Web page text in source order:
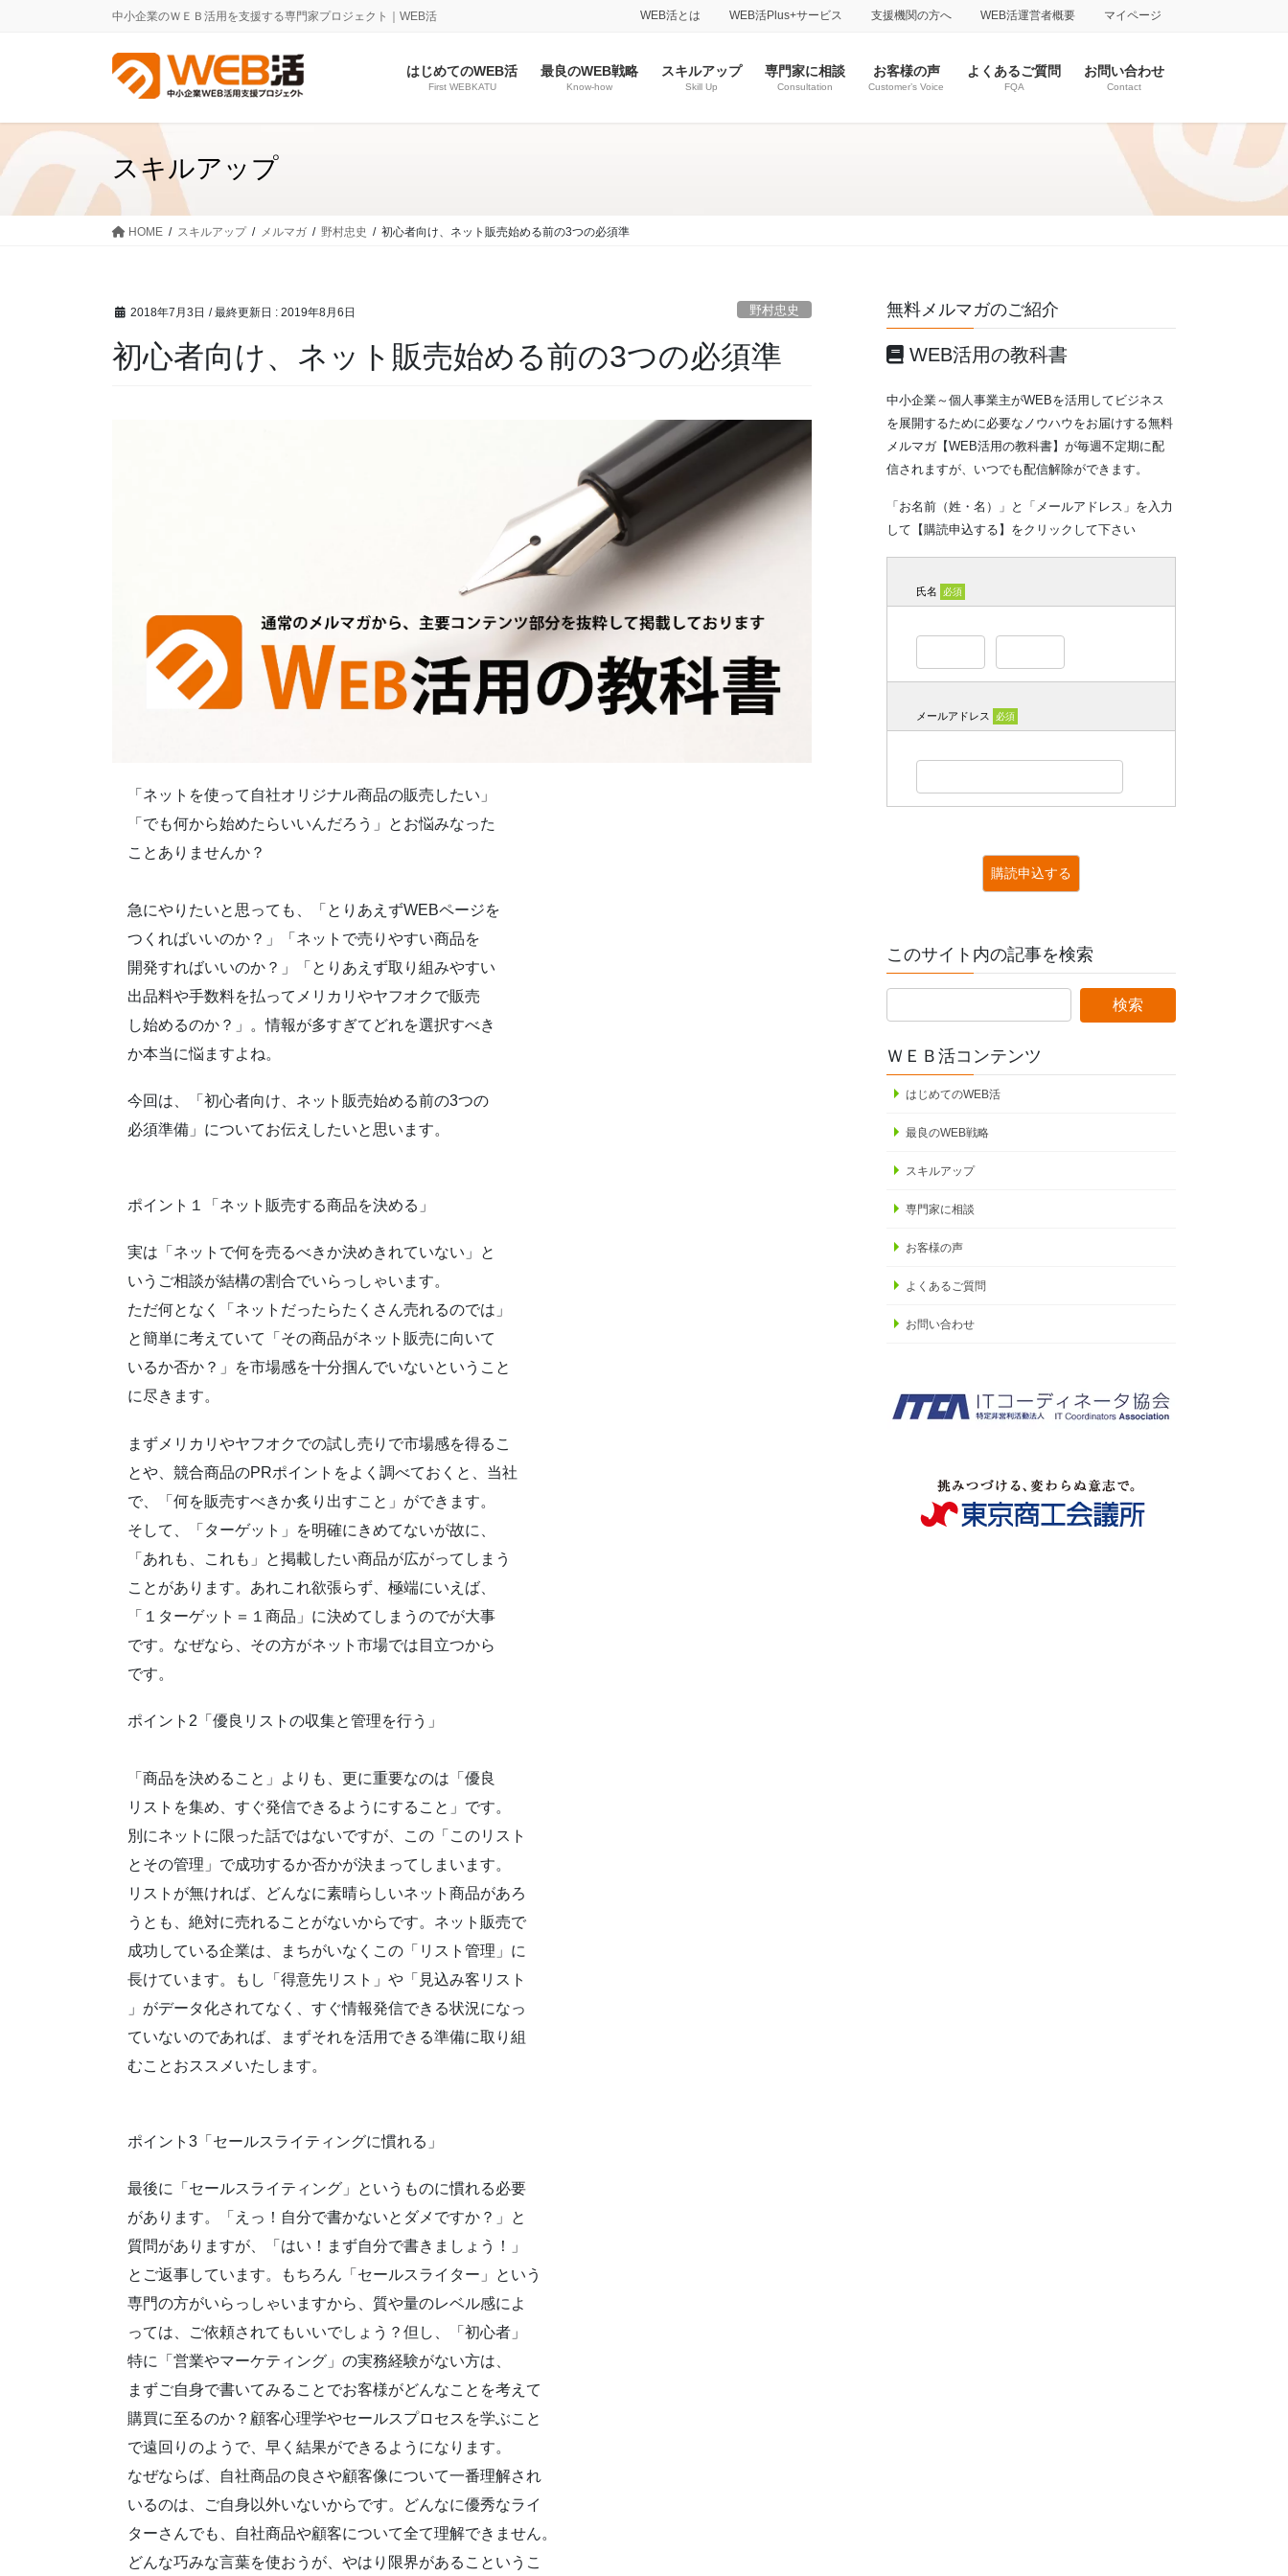
に
動
ョ
に
動
中小企業のＷＥＢ活用を支援する専門家プロジェクト｜WEB活 WEB活とは WEB活Plus+サービス 支援機関の方へ WEB活運営者概要 マイページ
はじめてのWEB活
First WEBKATU
最良のWEB戦略
Know-how
スキルアップ
Skill Up
専門家に相談
Consultation
お客様の声
Customer’s Voice
よくあるご質問
FQA
お問い合わせ
Contact
スキルアップ
HOME スキルアップ メルマガ 野村忠史 初心者向け、ネット販売始める前の3つの必須準
2018年7月3日 / 最終更新日 : 2019年8月6日 野村忠史
初心者向け、ネット販売始める前の3つの必須準
「ネットを使って自社オリジナル商品の販売したい」
「でも何から始めたらいいんだろう」とお悩みなった
ことありませんか？
急にやりたいと思っても、「とりあえずWEBページを
つくればいいのか？」「ネットで売りやすい商品を
開発すればいいのか？」「とりあえず取り組みやすい
出品料や手数料を払ってメリカリやヤフオクで販売
し始めるのか？」。情報が多すぎてどれを選択すべき
か本当に悩ますよね。
今回は、「初心者向け、ネット販売始める前の3つの
必須準備」についてお伝えしたいと思います。
ポイント１「ネット販売する商品を決める」
実は「ネットで何を売るべきか決めきれていない」と
いうご相談が結構の割合でいらっしゃいます。
ただ何となく「ネットだったらたくさん売れるのでは」
と簡単に考えていて「その商品がネット販売に向いて
いるか否か？」を市場感を十分掴んでいないということ
に尽きます。
まずメリカリやヤフオクでの試し売りで市場感を得るこ
とや、競合商品のPRポイントをよく調べておくと、当社
で、「何を販売すべきか炙り出すこと」ができます。
そして、「ターゲット」を明確にきめてないが故に、
「あれも、これも」と掲載したい商品が広がってしまう
ことがあります。あれこれ欲張らず、極端にいえば、
「１ターゲット＝１商品」に決めてしまうのでが大事
です。なぜなら、その方がネット市場では目立つから
です。
ポイント2「優良リストの収集と管理を行う」
「商品を決めること」よりも、更に重要なのは「優良
リストを集め、すぐ発信できるようにすること」です。
別にネットに限った話ではないですが、この「このリスト
とその管理」で成功するか否かが決まってしまいます。
リストが無ければ、どんなに素晴らしいネット商品があろ
うとも、絶対に売れることがないからです。ネット販売で
成功している企業は、まちがいなくこの「リスト管理」に
長けています。もし「得意先リスト」や「見込み客リスト
」がデータ化されてなく、すぐ情報発信できる状況になっ
ていないのであれば、まずそれを活用できる準備に取り組
むことおススメいたします。
ポイント3「セールスライティングに慣れる」
最後に「セールスライティング」というものに慣れる必要
があります。「えっ！自分で書かないとダメですか？」と
質問がありますが、「はい！まず自分で書きましょう！」
とご返事しています。もちろん「セールスライター」という
専門の方がいらっしゃいますから、質や量のレベル感によ
っては、ご依頼されてもいいでしょう？但し、「初心者」
特に「営業やマーケティング」の実務経験がない方は、
まずご自身で書いてみることでお客様がどんなことを考えて
購買に至るのか？顧客心理学やセールスプロセスを学ぶこと
で遠回りのようで、早く結果ができるようになります。
なぜならば、自社商品の良さや顧客像について一番理解され
いるのは、ご自身以外いないからです。どんなに優秀なライ
ターさんでも、自社商品や顧客について全て理解できません。
どんな巧みな言葉を使おうが、やはり限界があるこというこ
無料メルマガのご紹介
WEB活用の教科書
中小企業～個人事業主がWEBを活用してビジネス
を展開するために必要なノウハウをお届けする無料
メルマガ【WEB活用の教科書】が毎週不定期に配
信されますが、いつでも配信解除ができます。
「お名前（姓・名）」と「メールアドレス」を入力
して【購読申込する】をクリックして下さい
氏名 必須
メールアドレス 必須
このサイト内の記事を検索
ＷＥＢ活コンテンツ
はじめてのWEB活
最良のWEB戦略
スキルアップ
専門家に相談
お客様の声
よくあるご質問
お問い合わせ